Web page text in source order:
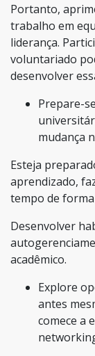
Portanto,
trabalho em
liderança.
voluntariado
desenvolver
Prepare-
mudança
Esteja
aprendizado,
tempo de
Desenvolver
acadêmico.
Explore
antes
comece a